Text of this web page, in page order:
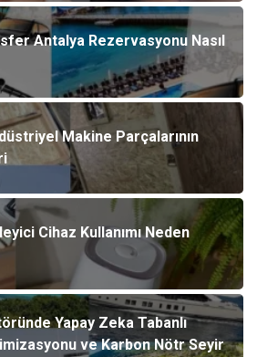
Antalya Rezervasyonu Nasıl
Makine Parçalarının
Cihaz Kullanımı Neden
Yapay Zeka Tabanlı
ve Karbon Nötr Seyir